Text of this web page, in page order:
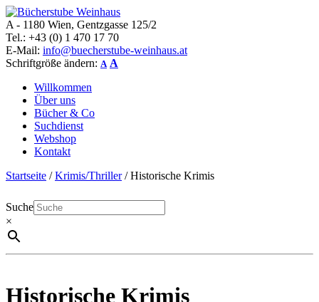
Bücherstube Weinhaus
Verkauf von seltenen antiquarischen und alten, teilweise noch
verlagsneuen Bücher.
A - 1180 Wien, Gentzgasse 125/2
Tel.: +43 (0) 1 470 17 70
E-Mail: info@buecherstube-weinhaus.at
Schriftgröße ändern: A A
Willkommen
Über uns
Bücher & Co
Suchdienst
Webshop
Kontakt
Startseite /Krimis/Thriller/ Historische Krimis
Suche
×
Historische Krimis